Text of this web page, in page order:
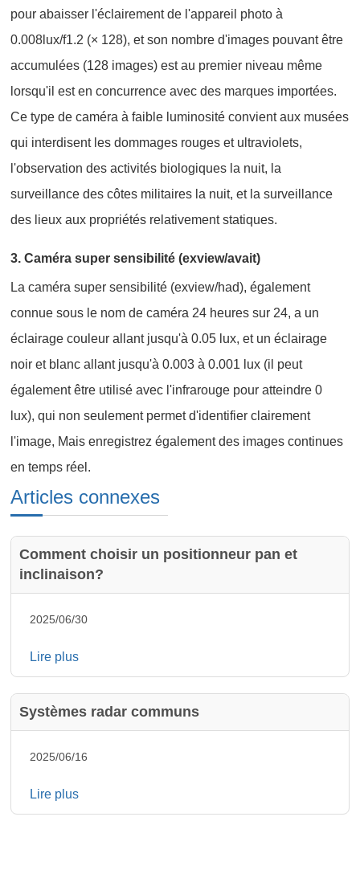
pour abaisser l'éclairement de l'appareil photo à
0.008lux/f1.2 (× 128), et son nombre d'images pouvant être
accumulées (128 images) est au premier niveau même
lorsqu'il est en concurrence avec des marques importées.
Ce type de caméra à faible luminosité convient aux musées
qui interdisent les dommages rouges et ultraviolets,
l'observation des activités biologiques la nuit, la
surveillance des côtes militaires la nuit, et la surveillance
des lieux aux propriétés relativement statiques.
3. Caméra super sensibilité (exview/avait)
La caméra super sensibilité (exview/had), également
connue sous le nom de caméra 24 heures sur 24, a un
éclairage couleur allant jusqu'à 0.05 lux, et un éclairage
noir et blanc allant jusqu'à 0.003 à 0.001 lux (il peut
également être utilisé avec l'infrarouge pour atteindre 0
lux), qui non seulement permet d'identifier clairement
l'image, Mais enregistrez également des images continues
en temps réel.
Articles connexes
Comment choisir un positionneur pan et
inclinaison?
2025/06/30
Lire plus
Systèmes radar communs
2025/06/16
Lire plus